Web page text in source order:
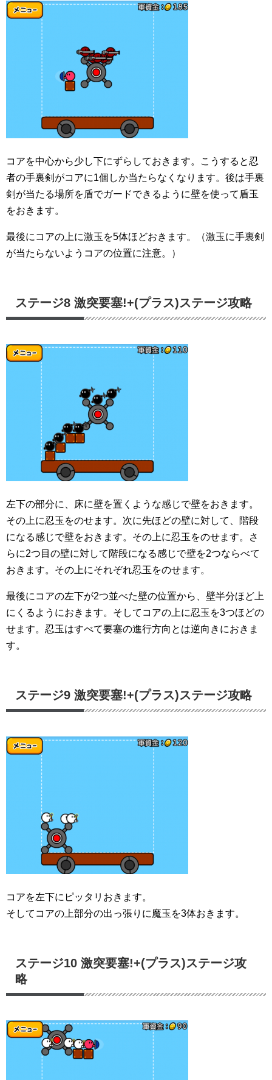
コアを中心から少し下にずらしておきます。こうすると忍
者の手裏剣がコアに1個しか当たらなくなります。後は手裏
剣が当たる場所を盾でガードできるように壁を使って盾玉
をおきます。
最後にコアの上に激玉を5体ほどおきます。（激玉に手裏剣
が当たらないようコアの位置に注意。）
ステージ8 激突要塞!+(プラス)ステージ攻略
左下の部分に、床に壁を置くような感じで壁をおきます。
その上に忍玉をのせます。次に先ほどの壁に対して、階段
になる感じで壁をおきます。その上に忍玉をのせます。さ
らに2つ目の壁に対して階段になる感じで壁を2つならべて
おきます。その上にそれぞれ忍玉をのせます。
最後にコアの左下が2つ並べた壁の位置から、壁半分ほど上
にくるようにおきます。そしてコアの上に忍玉を3つほどの
せます。忍玉はすべて要塞の進行方向とは逆向きにおきま
す。
ステージ9 激突要塞!+(プラス)ステージ攻略
コアを左下にピッタリおきます。
そしてコアの上部分の出っ張りに魔玉を3体おきます。
ステージ10 激突要塞!+(プラス)ステージ攻
略